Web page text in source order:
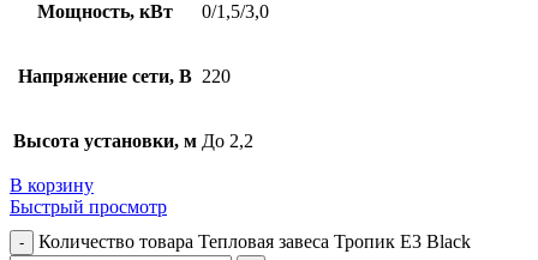
Мощность, кВт 0/1,5/3,0
Напряжение сети, В 220
Высота установки, м До 2,2
В корзину
Быстрый просмотр
Количество товара Тепловая завеса Тропик E3 Black